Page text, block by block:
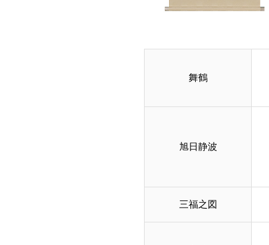
舞鶴
旭日静波
三福之図